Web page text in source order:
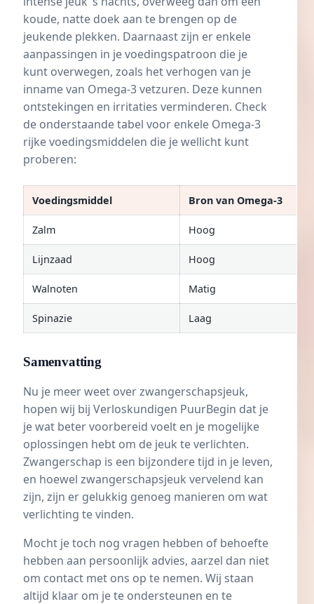
koude, natte doek aan te brengen op de
jeukende plekken. Daarnaast zijn er enkele
aanpassingen in je voedingspatroon die je
kunt overwegen, zoals het verhogen van je
inname van Omega-3 vetzuren. Deze kunnen
ontstekingen en irritaties verminderen. Check
de onderstaande tabel voor enkele Omega-3
rijke voedingsmiddelen die je wellicht kunt
proberen:
Voedingsmiddel Bron van Omega-3
Zalm Hoog
Lijnzaad Hoog
Walnoten Matig
Spinazie Laag
Samenvatting
Nu je meer weet over zwangerschapsjeuk,
hopen wij bij Verloskundigen PuurBegin dat je
je wat beter voorbereid voelt en je mogelijke
oplossingen hebt om de jeuk te verlichten.
Zwangerschap is een bijzondere tijd in je leven,
en hoewel zwangerschapsjeuk vervelend kan
zijn, zijn er gelukkig genoeg manieren om wat
verlichting te vinden.
Mocht je toch nog vragen hebben of behoefte
hebben aan persoonlijk advies, aarzel dan niet
om contact met ons op te nemen. Wij staan
altijd klaar om je te ondersteunen en te